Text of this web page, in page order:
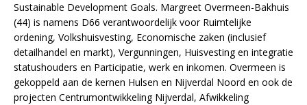
Sustainable Development Goals. Margreet Overmeen-Bakhuis
(44) is namens D66 verantwoordelijk voor Ruimtelijke
ordening, Volkshuisvesting, Economische zaken (inclusief
detailhandel en markt), Vergunningen, Huisvesting en integratie
statushouders en Participatie, werk en inkomen. Overmeen is
gekoppeld aan de kernen Hulsen en Nijverdal Noord en ook de
projecten Centrumontwikkeling Nijverdal, Afwikkeling